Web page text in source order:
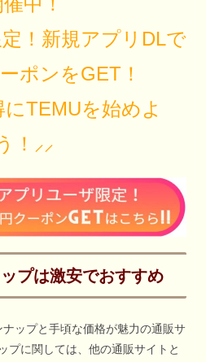
！新規アプリDLで
ポンをGET！
TEMUを始めよ
！⸝⸝
プは激安でおすすめ
ップと手頃な価格が魅力の通販サ
プに関しては、他の通販サイトと